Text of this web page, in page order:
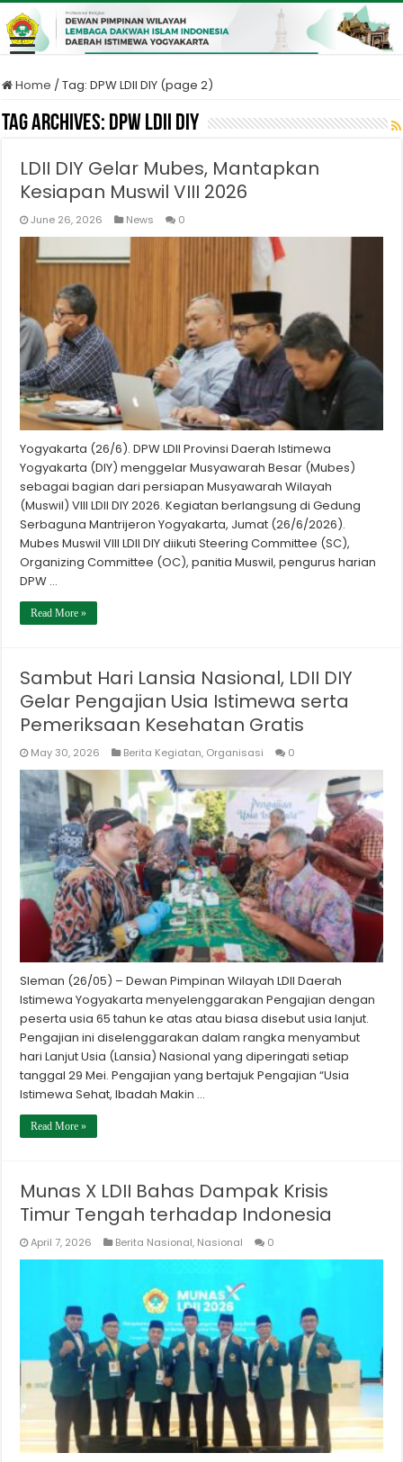
Home /Tag:DPW LDII DIY (page 2)
Tag Archives: DPW LDII DIY
LDII DIY Gelar Mubes, Mantapkan
Kesiapan Muswil VIII 2026
June 26, 2026 News 0
Yogyakarta (26/6). DPW LDII Provinsi Daerah Istimewa
Yogyakarta (DIY) menggelar Musyawarah Besar (Mubes)
sebagai bagian dari persiapan Musyawarah Wilayah
(Muswil) VIII LDII DIY 2026. Kegiatan berlangsung di Gedung
Serbaguna Mantrijeron Yogyakarta, Jumat (26/6/2026).
Mubes Muswil VIII LDII DIY diikuti Steering Committee (SC),
Organizing Committee (OC), panitia Muswil, pengurus harian
DPW …
Read More »
Sambut Hari Lansia Nasional, LDII DIY
Gelar Pengajian Usia Istimewa serta
Pemeriksaan Kesehatan Gratis
May 30, 2026 Berita Kegiatan, Organisasi 0
Sleman (26/05) – Dewan Pimpinan Wilayah LDII Daerah
Istimewa Yogyakarta menyelenggarakan Pengajian dengan
peserta usia 65 tahun ke atas atau biasa disebut usia lanjut.
Pengajian ini diselenggarakan dalam rangka menyambut
hari Lanjut Usia (Lansia) Nasional yang diperingati setiap
tanggal 29 Mei. Pengajian yang bertajuk Pengajian “Usia
Istimewa Sehat, Ibadah Makin …
Read More »
Munas X LDII Bahas Dampak Krisis
Timur Tengah terhadap Indonesia
April 7, 2026 Berita Nasional, Nasional 0